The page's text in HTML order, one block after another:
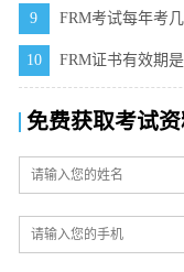
9 FRM考试每年考几
10 FRM证书有效期是
免费获取考试